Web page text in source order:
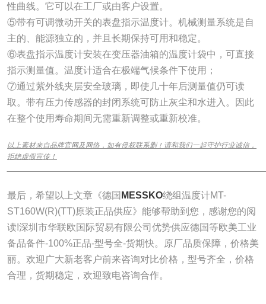
性曲线。它可以在工厂或由客户设置。
⑤带有可调微动开关的表盘指示温度计。机械测量系统是自
主的、能源独立的，并且长期保持可用和稳定。
⑥表盘指示温度计安装在变压器油箱的温度计袋中，可直接
指示测量值。温度计适合在极端气候条件下使用；
⑦通过紫外线夹层安全玻璃，即使几十年后测量值仍可读
取。带有压力传感器的封闭系统可防止灰尘和水进入。因此
在整个使用寿命期间无需重新调整或重新校准。
以上素材来自品牌官网及网络，如有侵权联系删！请和我们一起守护行业诚信，
拒绝虚假宣传！
最后，希望以上文章《德国 MESSKO绕组温度计MT-
ST160W(R)(TT)原装正品供应》能够帮助到您，感谢您的阅
读!深圳市华联欧国际贸易有限公司优势供应德国等欧美工业
备品备件-100%正品-型号全-货期快。原厂品质保障，价格美
丽。欢迎广大新老客户前来咨询对比价格，型号齐全，价格
合理，货期稳定，欢迎致电咨询合作。